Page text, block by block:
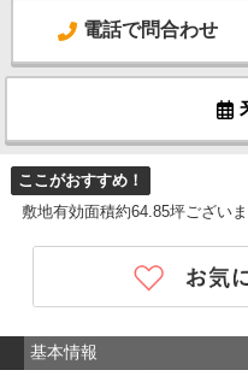
電話で問合わせ
ここがおすすめ！
敷地有効面積約64.85坪ござい
基本情報